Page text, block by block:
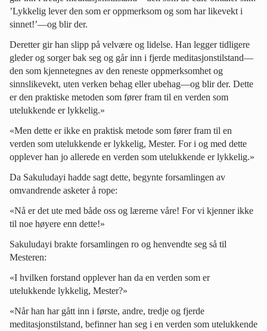
’Lykkelig lever den som er oppmerksom og som har likevekt i
sinnet!’—og blir der.
Deretter gir han slipp på velvære og lidelse. Han legger tidligere
gleder og sorger bak seg og går inn i fjerde meditasjonstilstand—
den som kjennetegnes av den reneste oppmerksomhet og
sinnslikevekt, uten verken behag eller ubehag—og blir der. Dette
er den praktiske metoden som fører fram til en verden som
utelukkende er lykkelig.»
«Men dette er ikke en praktisk metode som fører fram til en
verden som utelukkende er lykkelig, Mester. For i og med dette
opplever han jo allerede en verden som utelukkende er lykkelig.»
Da Sakuludayi hadde sagt dette, begynte forsamlingen av
omvandrende asketer å rope:
«Nå er det ute med både oss og lærerne våre! For vi kjenner ikke
til noe høyere enn dette!»
Sakuludayi brakte forsamlingen ro og henvendte seg så til
Mesteren:
«I hvilken forstand opplever han da en verden som er
utelukkende lykkelig, Mester?»
«Når han har gått inn i første, andre, tredje og fjerde
meditasjonstilstand, befinner han seg i en verden som utelukkende